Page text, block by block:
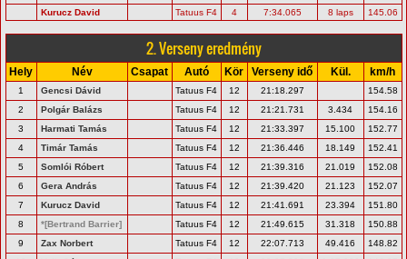
Kurucz David
Tatuus F4 4 7:34.065 8 laps 145.06
2. Verseny eredmény
Hely Név Csapat Autó Kör Verseny idő Kül. km/h
1 Gencsi Dávid Tatuus F4 12 21:18.297
154.58
2
Polgár Balázs Tatuus F4 12 21:21.731 3.434
154.16
3
Harmati Tamás Tatuus F4 12 21:33.397 15.100
152.77
4
Timár Tamás Tatuus F4 12 21:36.446 18.149
152.41
5
Somlói Róbert Tatuus F4 12 21:39.316 21.019
152.08
6
Gera András Tatuus F4 12 21:39.420 21.123
152.07
7
Kurucz David Tatuus F4 12 21:41.691 23.394
151.80
8
*[Bertrand Barrier] Tatuus F4 12 21:49.615 31.318
150.88
9
Zax Norbert Tatuus F4 12 22:07.713 49.416
148.82